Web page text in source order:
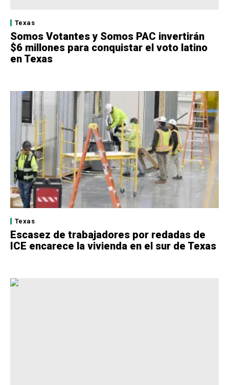
Texas
Somos Votantes y Somos PAC invertirán
$6 millones para conquistar el voto latino
en Texas
Texas
Escasez de trabajadores por redadas de
ICE encarece la vivienda en el sur de Texas